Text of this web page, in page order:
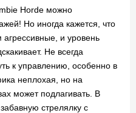
Horde можно
Но иногда кажется, что
агрессивные, и уровень
Не всегда
к управлению, особенно в
неплохая, но на
может подлагивать. В
стрелялку с